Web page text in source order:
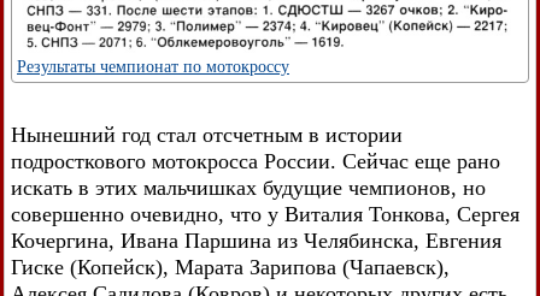
Результаты чемпионат по мотокроссу
Нынешний год стал отсчетным в истории
подросткового мотокросса России. Сейчас еще рано
искать в этих мальчишках будущие чемпионов, но
совершенно очевидно, что у Виталия Тонкова, Сергея
Кочергина, Ивана Паршина из Челябинска, Евгения
Гиске (Копейск), Марата Зарипова (Чапаевск),